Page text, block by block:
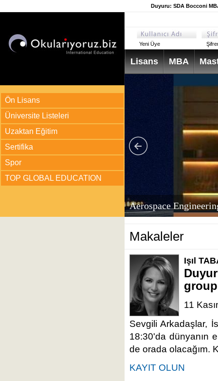
Duyuru: SDA Bocconi
Ön Lisans
Üniversite Listeleri
Uzaktan Eğitim
Sertifika
Spor
TOP GLOBAL EDUCATION
Yeni Üye
Lisans MBA
Aerospace
Makaleler
Işıl
11
Sevgili Arkadaşlar,
18:30'da dünyanın
de orada olacağım.
KAYIT OLUN